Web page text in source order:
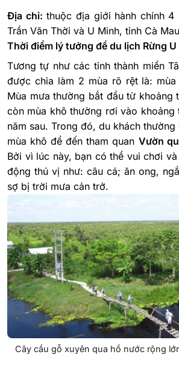
Địa chỉ: thuộc địa giới hành chính 4
Trần Văn Thời và U Minh, tỉnh Cà
Thời điểm lý tưởng để du lịch Rừng
Tương tự như các tỉnh thành miền
được chia làm 2 mùa rõ rệt là:
Mùa mưa thường bắt đầu từ khoảng
còn mùa khô thường rơi vào khoảng
năm sau. Trong đó, du khách
mùa khô để đến tham quan Vườn
Bởi vì lúc này, bạn có thể vui chơi
động thú vị như: câu cá; ăn ong,
sợ bị trời mưa cản trở.
Cây cầu gỗ xuyên qua hồ nước rộng